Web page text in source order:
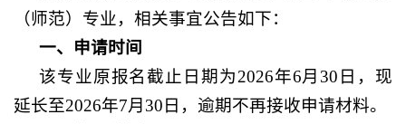
（师范）专业，相关事宜公告如下：
一、申请时间
该专业原报名截止日期为2026年6月30日，现
延长至2026年7月30日，逾期不再接收申请材料。